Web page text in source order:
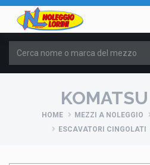
HOME MEZZI A NOLEGGIO
ESCAVATORI CINGOLATI